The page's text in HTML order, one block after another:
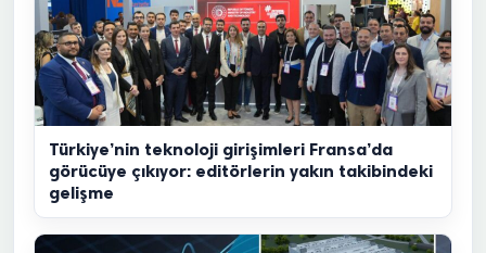
Türkiye’nin teknoloji girişimleri Fransa’da
görücüye çıkıyor: editörlerin yakın takibindeki
gelişme